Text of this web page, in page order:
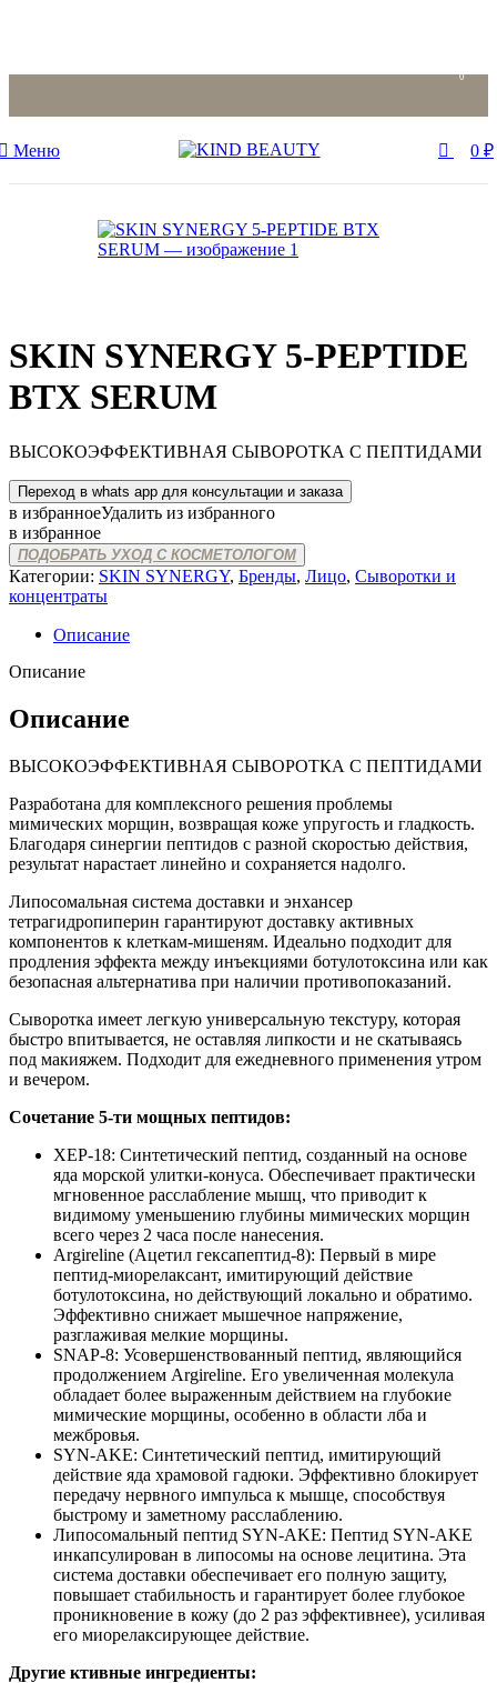
Меню
0
0 ₽
SKIN SYNERGY 5-PEPTIDE
BTX SERUM
ВЫСОКОЭФФЕКТИВНАЯ СЫВОРОТКА С ПЕПТИДАМИ
Переход в whats app для консультации и заказа
в избранноеУдалить из избранного
в избранное
ПОДОБРАТЬ УХОД С КОСМЕТОЛОГОМ
Категории: SKIN SYNERGY, Бренды, Лицо, Сыворотки и
концентраты
Описание
Описание
Описание
ВЫСОКОЭФФЕКТИВНАЯ СЫВОРОТКА С ПЕПТИДАМИ
Разработана для комплексного решения проблемы
мимических морщин, возвращая коже упругость и гладкость.
Благодаря синергии пептидов с разной скоростью действия,
результат нарастает линейно и сохраняется надолго.
Липосомальная система доставки и энхансер
тетрагидропиперин гарантируют доставку активных
компонентов к клеткам-мишеням. Идеально подходит для
продления эффекта между инъекциями ботулотоксина или как
безопасная альтернатива при наличии противопоказаний.
Сыворотка имеет легкую универсальную текстуру, которая
быстро впитывается, не оставляя липкости и не скатываясь
под макияжем. Подходит для ежедневного применения утром
и вечером.
Сочетание 5-ти мощных пептидов:
XEP-18: Синтетический пептид, созданный на основе
яда морской улитки-конуса. Обеспечивает практически
мгновенное расслабление мышц, что приводит к
видимому уменьшению глубины мимических морщин
всего через 2 часа после нанесения.
Argireline (Ацетил гексапептид-8): Первый в мире
пептид-миорелаксант, имитирующий действие
ботулотоксина, но действующий локально и обратимо.
Эффективно снижает мышечное напряжение,
разглаживая мелкие морщины.
SNAP-8: Усовершенствованный пептид, являющийся
продолжением Argireline. Его увеличенная молекула
обладает более выраженным действием на глубокие
мимические морщины, особенно в области лба и
межбровья.
SYN-AKE: Синтетический пептид, имитирующий
действие яда храмовой гадюки. Эффективно блокирует
передачу нервного импульса к мышце, способствуя
быстрому и заметному расслаблению.
Липосомальный пептид SYN-AKE: Пептид SYN-AKE
инкапсулирован в липосомы на основе лецитина. Эта
система доставки обеспечивает его полную защиту,
повышает стабильность и гарантирует более глубокое
проникновение в кожу (до 2 раз эффективнее), усиливая
его миорелаксирующее действие.
Другие ктивные ингредиенты: